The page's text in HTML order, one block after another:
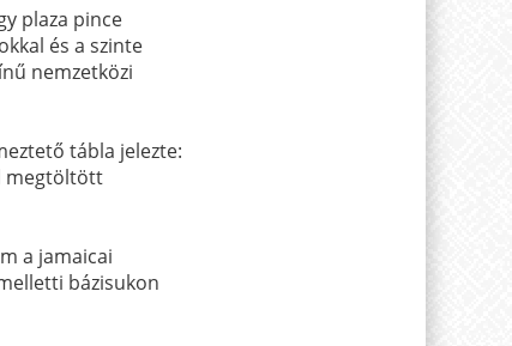
plaza pince
és a szinte
nemzetközi
tábla jelezte:
megtöltött
a jamaicai
bázisukon